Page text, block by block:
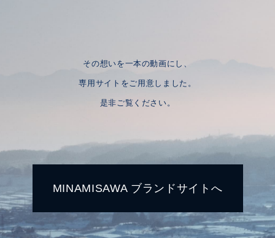
その想いを一本の動画にし、
専用サイトをご用意しました。
是非ご覧ください。
MINAMISAWA ブランドサイトへ